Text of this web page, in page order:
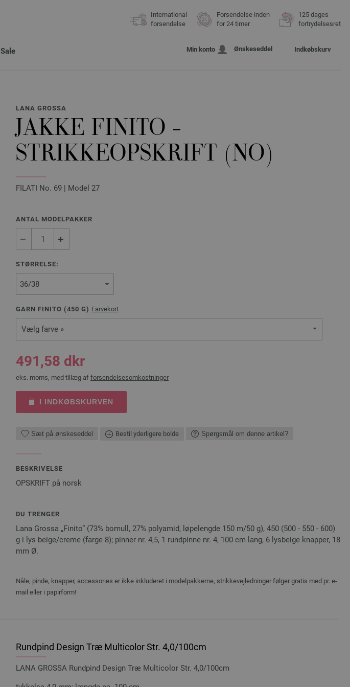
International
forsendelse
Forsendelse inden
for 24 timer
125 dages
fortrydelsesret
Sale Min konto Ønskeseddel Indkøbskurv
LANA GROSSA
JAKKE FINITO -
STRIKKEOPSKRIFT (NO)
FILATI No. 69 | Model 27
ANTAL MODELPAKKER
STØRRELSE:
GARN FINITO (450 G) Farvekort
Vælg farve »
491,58 dkr
eks. moms, med tillæg af forsendelsesomkostninger
I INDKØBSKURVEN
Sæt på ønskeseddel Bestil yderligere bolde Spørgsmål om denne artikel?
BESKRIVELSE
OPSKRIFT på norsk
DU TRENGER
Lana Grossa „Finito“ (73% bomull, 27% polyamid, løpelengde 150 m/50 g), 450 (500 - 550 - 600)
g i lys beige/creme (farge 8); pinner nr. 4,5, 1 rundpinne nr. 4, 100 cm lang, 6 lysbeige knapper, 18
mm Ø.
Nåle, pinde, knapper, accessories er ikke inkluderet i modelpakkerne, strikkevejledninger følger gratis med pr. e-
mail eller i papirform!
Rundpind Design Træ Multicolor Str. 4,0/100cm
LANA GROSSA Rundpind Design Træ Multicolor Str. 4,0/100cm